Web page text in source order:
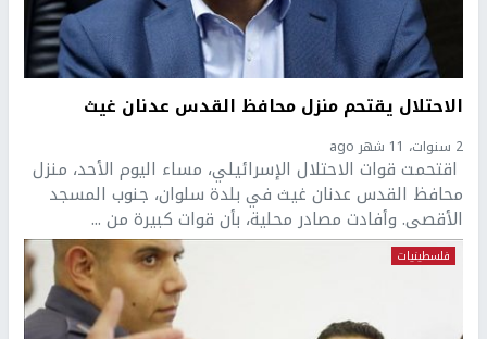
الاحتلال يقتحم منزل محافظ القدس عدنان غيث
2 سنوات، 11 شهر ago
اقتحمت قوات الاحتلال الإسرائيلي، مساء اليوم الأحد، منزل
محافظ القدس عدنان غيث في بلدة سلوان، جنوب المسجد
الأقصى. وأفادت مصادر محلية، بأن قوات كبيرة من ...
فلسطينيات